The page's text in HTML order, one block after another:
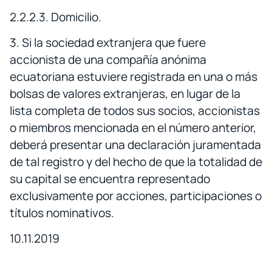
2.2.2.3. Domicilio.
3. Si la sociedad extranjera que fuere
accionista de una compañía anónima
ecuatoriana estuviere registrada en una o más
bolsas de valores extranjeras, en lugar de la
lista completa de todos sus socios, accionistas
o miembros mencionada en el número anterior,
deberá presentar una declaración juramentada
de tal registro y del hecho de que la totalidad de
su capital se encuentra representado
exclusivamente por acciones, participaciones o
títulos nominativos.
10.11.2019